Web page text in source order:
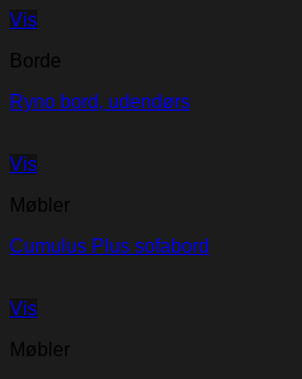
Vis
Borde
Ryno bord, udendørs
Vis
Møbler
Cumulus Plus sofabord
Vis
Møbler